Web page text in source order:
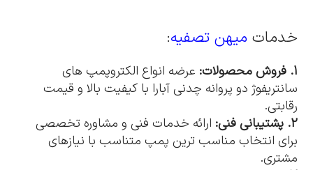
خدمات میهن تصفیه:
1. فروش محصولات:
عرضه انواع الکتروپمپ های
سانتریفوژ دو پروانه چدنی آبارا با کیفیت بالا و قیمت
رقابتی.
2. پشتیبانی فنی:
ارائه خدمات فنی و مشاوره تخصصی
برای انتخاب مناسب ترین پمپ متناسب با نیازهای
مشتری.